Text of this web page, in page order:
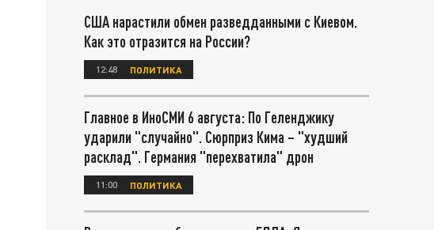
США нарастили обмен разведданными с Киевом.
Как это отразится на России?
12:48 ПОЛИТИКА
Главное в ИноСМИ 6 августа: По Геленджику
ударили "случайно". Сюрприз Кима – "худший
расклад". Германия "перехватила" дрон
11:00 ПОЛИТИКА